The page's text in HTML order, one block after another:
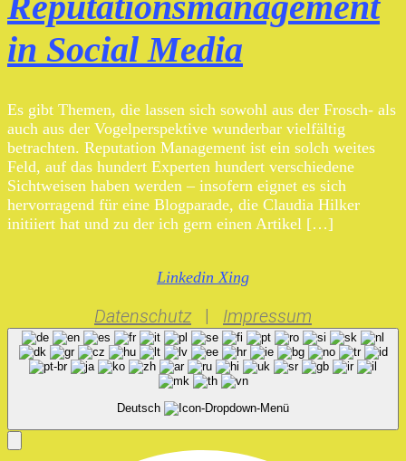
in Social Media
Es gibt Themen, die lassen sich sowohl aus der Frosch- als
auch aus der Vogelperspektive wunderbar vielfältig
betrachten. Reputation Management ist ein solch weites
Feld, auf das hundert Experten hundert verschiedene
Sichtweisen haben werden – insofern eignet es sich
hervorragend für eine Blogparade, die Claudia Hilker
initiiert hat und zu der ich gern einen Artikel […]
Linkedin Xing
Datenschutz| Impressum
Deutsch